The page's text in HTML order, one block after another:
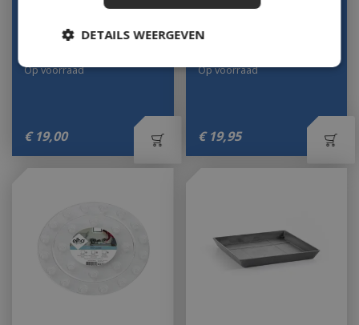
Amsterdam 50 cm Grijs
€ 19,00
Op voorraad
Rotterdam 40 cm
€ 19,95
Op voorraad
DETAILS WEERGEVEN